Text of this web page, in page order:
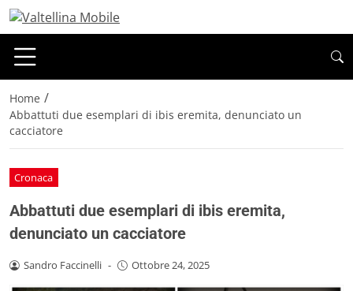
Home /
Abbattuti due esemplari di ibis eremita, denunciato un
cacciatore
Cronaca
Abbattuti due esemplari di ibis eremita,
denunciato un cacciatore
Sandro Faccinelli - Ottobre 24, 2025